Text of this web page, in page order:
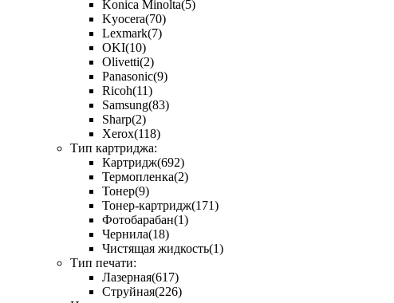
Konica Minolta(5)
Kyocera(70)
Lexmark(7)
OKI(10)
Olivetti(2)
Panasonic(9)
Ricoh(11)
Samsung(83)
Sharp(2)
Xerox(118)
Тип картриджа:
Картридж(692)
Термопленка(2)
Тонер(9)
Тонер-картридж(171)
Фотобарабан(1)
Чернила(18)
Чистящая жидкость(1)
Тип печати:
Лазерная(617)
Струйная(226)